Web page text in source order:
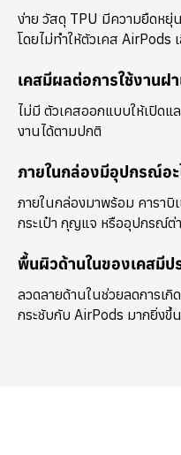
ง่าย วัสดุ TPU มีความยืดหยุ่
โดยไม่ทำให้ตัวเคส AirPods
เคสมีผลต่อการใช้งานฝ
ไม่มี ตัวเคสออกแบบให้เปิดแ
งานได้ตามปกติ
ภายในกล่องมีอุปกรณ์อะ
ภายในกล่องมาพร้อม คาราบิ
กระเป๋า กุญแจ หรืออุปกรณ์ต่
พื้นผิวด้านในของเคสมีป
ลวดลายด้านในช่วยลดการเ
กระชับกับ AirPods มากยิ่งขึ้น